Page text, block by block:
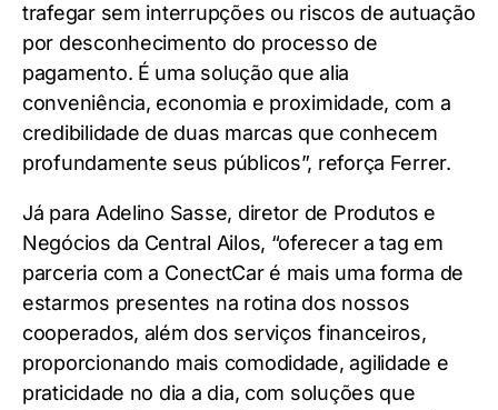
trafegar sem interrupções ou riscos de autuação
por desconhecimento do processo de
pagamento. É uma solução que alia
conveniência, economia e proximidade, com a
credibilidade de duas marcas que conhecem
profundamente seus públicos”, reforça Ferrer.
Já para Adelino Sasse, diretor de Produtos e
Negócios da Central Ailos, “oferecer a tag em
parceria com a ConectCar é mais uma forma de
estarmos presentes na rotina dos nossos
cooperados, além dos serviços financeiros,
proporcionando mais comodidade, agilidade e
praticidade no dia a dia, com soluções que